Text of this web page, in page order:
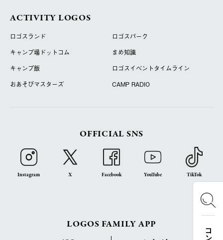
ACTIVITY LOGOS
ロゴスランド
ロゴスパーク
キャンプ場ドットコム
まめ知識
キャンプ飯
ロゴスイベントタイムライン
おあそびマスターズ
CAMP RADIO
OFFICIAL SNS
Instagram X Facebook YouTube TikTok
LOGOS FAMILY APP